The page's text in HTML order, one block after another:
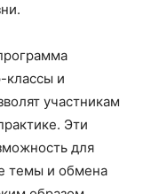
классы и
участникам
Эти
для
темы и обмена